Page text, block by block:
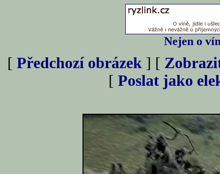
Nejen o
[ Předchozí obrázek ] [
[ Poslat jako